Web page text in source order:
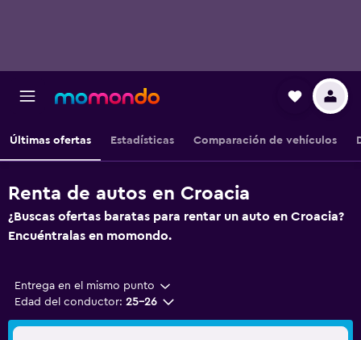
Últimas ofertas Estadísticas Comparación de vehículos
Renta de autos en Croacia
¿Buscas ofertas baratas para rentar un auto en Croacia?
Encuéntralas en momondo.
Entrega en el mismo punto
Edad del conductor: 25-26